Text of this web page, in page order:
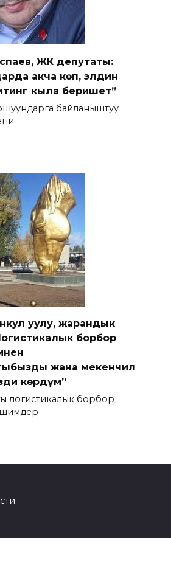
ЖК депутаты:
акча көп, элдин
кыла беришет”
байланыштуу
уулу, жарандык
борбор
жана мекенчил
көрдүм”
логистикалык борбор